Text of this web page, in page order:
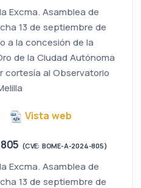
Excma. Asamblea de
13 de septiembre de
a la concesión de la
de la Ciudad Autónoma
cortesía al Observatorio
Vista web
(CVE: BOME-A-2024-805)
Excma. Asamblea de
13 de septiembre de